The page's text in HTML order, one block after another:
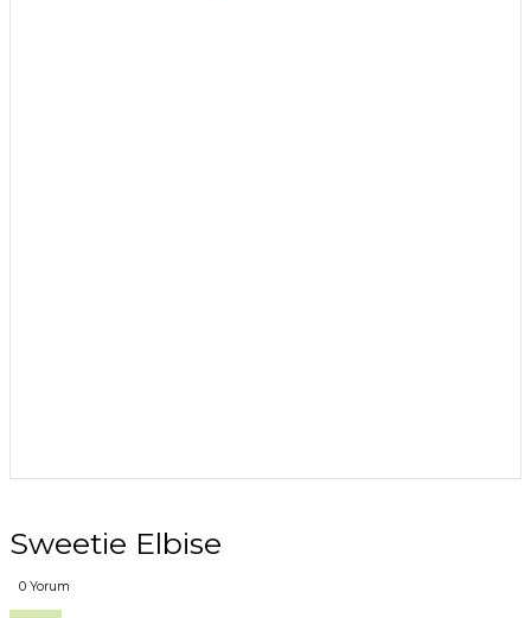
Sweetie Elbise
0 Yorum